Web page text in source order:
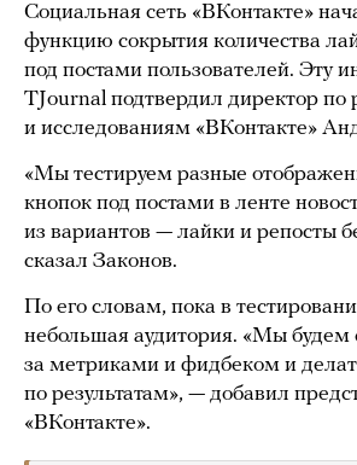
Социальная сеть «ВКонтакте»
функцию сокрытия количества
под постами пользователей. Эту
TJournal подтвердил директор по
и исследованиям «ВКонтакте»
«Мы тестируем разные
кнопок под постами в ленте
из вариантов — лайки и репосты
сказал Законов.
По его словам, пока в
небольшая аудитория. «Мы будем
за метриками и фидбеком и
по результатам», — добавил
«ВКонтакте».